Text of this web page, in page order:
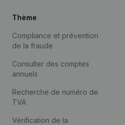
Thème
Compliance et prévention
de la fraude
Consulter des comptes
annuels
Recherche de numéro de
TVA
Vérification de la